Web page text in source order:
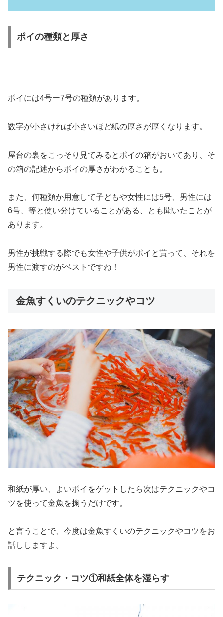
ポイの種類と厚さ
ポイには4号ー7号の種類があります。
数字が小さければ小さいほど紙の厚さが厚く なります。
屋台の裏をこっそり見てみるとポイの箱がおいてあり、そ
の箱の記述からポイの厚さがわかることも。
また、何種類か用意して子どもや女性には5号、男性には
6号、等と使い分けている ことがある、とも聞いたことが
あります。
男性が挑戦する際でも女性や子供がポイと貰って、それを
男性に渡すのがベスト ですね！
金魚すくいのテクニックやコツ
和紙が厚い、よいポイをゲットしたら次はテクニックやコ
ツを使って金魚を掬うだけです。
と言うことで、今度は金魚すくいのテクニックやコツをお
話ししますよ。
テクニック・コツ①和紙全体を湿らす